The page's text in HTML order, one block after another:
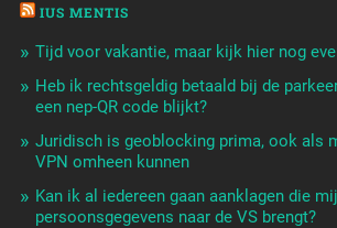
IUS MENTIS
Tijd voor vakantie, maar kijk hier nog
Heb ik rechtsgeldig betaald bij de
een nep-QR code blijkt?
Juridisch is geoblocking prima, ook als
VPN omheen kunnen
Kan ik al iedereen gaan aanklagen die
persoonsgegevens naar de VS brengt?